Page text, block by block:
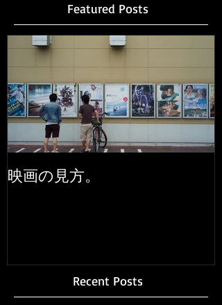
Featured Posts
映画の見方。
Recent Posts